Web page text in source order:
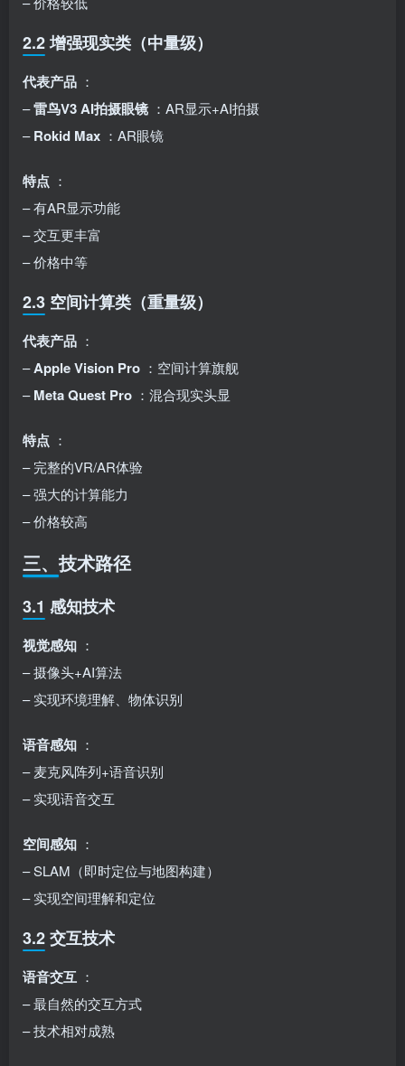
2.2 增强现实类（中量级）
代表产品 ：
–雷鸟V3 AI拍摄眼镜 ：AR显示+AI拍摄
–Rokid Max ：AR眼镜
特点 ：
– 有AR显示功能
– 交互更丰富
– 价格中等
2.3 空间计算类（重量级）
代表产品 ：
–Apple Vision Pro ：空间计算旗舰
–Meta Quest Pro ：混合现实头显
特点 ：
– 完整的VR/AR体验
– 强大的计算能力
– 价格较高
三、技术路径
3.1 感知技术
视觉感知 ：
– 摄像头+AI算法
– 实现环境理解、物体识别
语音感知 ：
– 麦克风阵列+语音识别
– 实现语音交互
空间感知 ：
– SLAM（即时定位与地图构建）
– 实现空间理解和定位
3.2 交互技术
语音交互 ：
– 最自然的交互方式
– 技术相对成熟